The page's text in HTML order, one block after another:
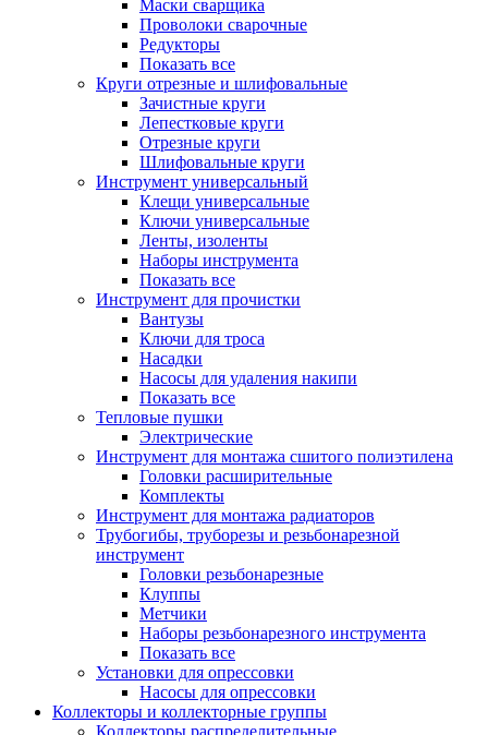
Маски сварщика
Проволоки сварочные
Редукторы
Показать все
Круги отрезные и шлифовальные
Зачистные круги
Лепестковые круги
Отрезные круги
Шлифовальные круги
Инструмент универсальный
Клещи универсальные
Ключи универсальные
Ленты, изоленты
Наборы инструмента
Показать все
Инструмент для прочистки
Вантузы
Ключи для троса
Насадки
Насосы для удаления накипи
Показать все
Тепловые пушки
Электрические
Инструмент для монтажа сшитого полиэтилена
Головки расширительные
Комплекты
Инструмент для монтажа радиаторов
Трубогибы, труборезы и резьбонарезной
инструмент
Головки резьбонарезные
Клуппы
Метчики
Наборы резьбонарезного инструмента
Показать все
Установки для опрессовки
Насосы для опрессовки
Коллекторы и коллекторные группы
Коллекторы распределительные